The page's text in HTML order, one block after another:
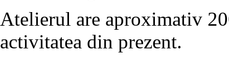
Atelierul are aproximativ
activitatea din prezent.